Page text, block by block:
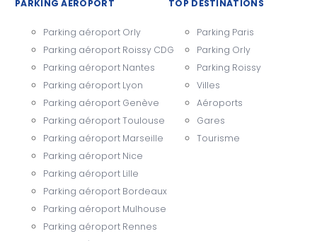
PARKING AÉROPORT
Parking aéroport Orly
Parking aéroport Roissy CDG
Parking aéroport Nantes
Parking aéroport Lyon
Parking aéroport Genève
Parking aéroport Toulouse
Parking aéroport Marseille
Parking aéroport Nice
Parking aéroport Lille
Parking aéroport Bordeaux
Parking aéroport Mulhouse
Parking aéroport Rennes
TOP DESTINATIONS
Parking Paris
Parking Orly
Parking Roissy
Villes
Aéroports
Gares
Tourisme